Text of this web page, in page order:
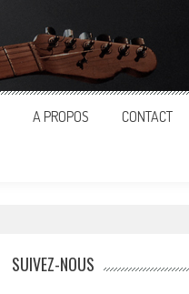
A PROPOS CONTACT
SUIVEZ-NOUS